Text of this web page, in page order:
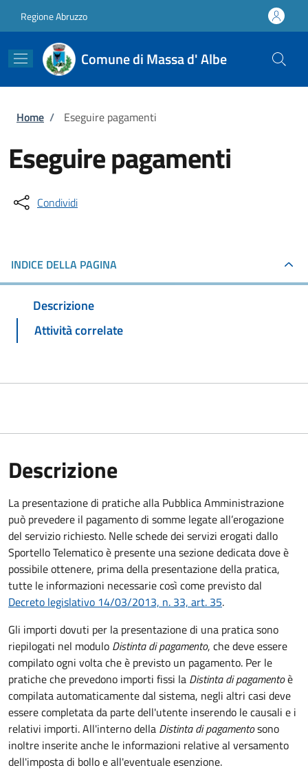
Regione Abruzzo
Comune di Massa d' Albe
Briciole di pane
Home / Eseguire pagamenti
Eseguire pagamenti
Condividi
INDICE DELLA PAGINA
Descrizione
Attività correlate
Descrizione
La presentazione di pratiche alla Pubblica Amministrazione
può prevedere il pagamento di somme legate all’erogazione
del servizio richiesto. Nelle schede dei servizi erogati dallo
Sportello Telematico è presente una sezione dedicata dove è
possibile ottenere, prima della presentazione della pratica,
tutte le informazioni necessarie così come previsto dal
Decreto legislativo 14/03/2013, n. 33, art. 35.
Gli importi dovuti per la presentazione di una pratica sono
riepilogati nel modulo Distinta di pagamento, che deve essere
compilato ogni volta che è previsto un pagamento. Per le
pratiche che prevedono importi fissi la Distinta di pagamentoè
compilata automaticamente dal sistema, negli altri casi deve
essere completata da parte dell'utente inserendo le causali e i
relativi importi.All'interno della Distinta di pagamentosono
inoltre inserite anche le informazioni relative al versamento
dell'imposta di bollo e all'eventuale esenzione.